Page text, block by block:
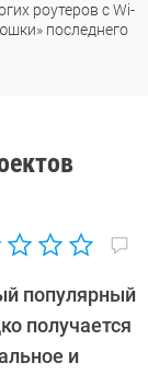
которые
в России
популярный
получается
и